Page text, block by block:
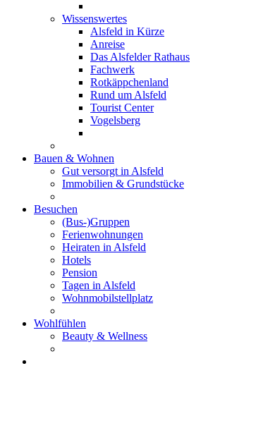
Wissenswertes
Alsfeld in Kürze
Anreise
Das Alsfelder Rathaus
Fachwerk
Rotkäppchenland
Rund um Alsfeld
Tourist Center
Vogelsberg
Bauen & Wohnen
Gut versorgt in Alsfeld
Immobilien & Grundstücke
Besuchen
(Bus-)Gruppen
Ferienwohnungen
Heiraten in Alsfeld
Hotels
Pension
Tagen in Alsfeld
Wohnmobilstellplatz
Wohlfühlen
Beauty & Wellness